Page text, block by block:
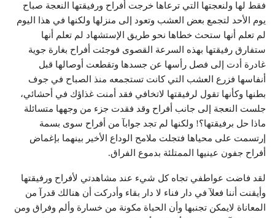
فقط لها ولنعجتها التي ترعاها خرجت أفراح ورفيقتها النعجة صباح
يوم الأحد لتجمع بعض العشب وتعود إلى منزلها ولكنها في هذا اليوم
لم تعلم أنها ستحث خطاها نحو طريق الإستشهاد لم تعلم أنها
ستفارق رفيقتها بهذه السرعة القصوى فوجئت أفراح بغارة جوية
غادرة أدت إلى فصل رأسها عن جسدها وتقطعت أوصالها قبل
أنفاسها فزرع العشب التي كانت تستجمعه منذ الصباح في جوف
بطنها وكأنها تقول لرفيقتها لاتخافي فقد أمنت غذاؤك في أحشائي،
جلست النعجة إلى جانب أفراح وقد فقدت جزء من وجهها متسائلة
ماذا حل برفيقتها؟! ولكنها لم تجد جوابآ من أفراح سوى بسمة
إرتسمت على محياها فتجلت ملامح الوداع الأخير بينهما بإغماض
أفراح جفون عينيها الممتلئة بدموع الفراق.
لقد فاضت عواطفي تجاه كل شيء عند مشاهدتي لأفراح ورفيقتها
وأيقنت أننا فعلآ في دار فناء لا دار بقاء وأدركت أن هنالك قدرآ من
المعاناة لايمكن تجنبها وأن الحياة مكونة من خسارة وألم وفراق ومن